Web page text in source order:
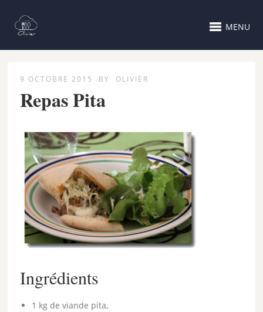
MENU
9 OCTOBRE 2015 BY OLIVIER
Repas Pita
Ingrédients
1 kg de viande pita,